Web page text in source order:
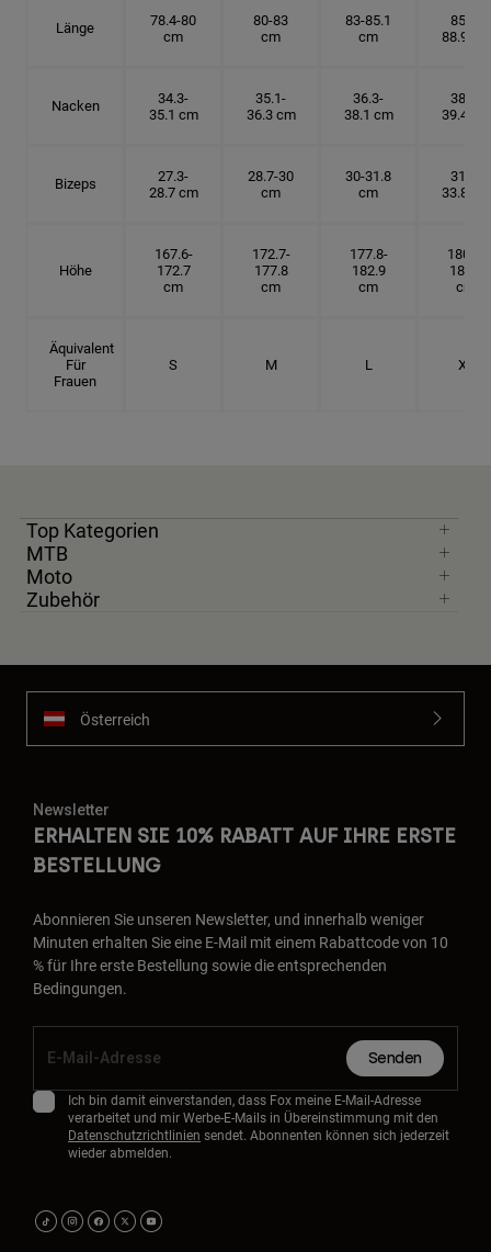
Länge
78.4-80
cm
80-83
cm
83-85.1
cm
85.1-
88.9 cm
Nacken
34.3-
35.1 cm
35.1-
36.3 cm
36.3-
38.1 cm
38.1-
39.4 cm
Bizeps
27.3-
28.7 cm
28.7-30
cm
30-31.8
cm
31.8-
33.8 cm
Höhe
167.6-
172.7
cm
172.7-
177.8
cm
177.8-
182.9
cm
180.3-
185.5
cm
Äquivalent
Für
Frauen
S M L XL
Top Kategorien
MTB
Moto
Zubehör
Österreich
Newsletter
ERHALTEN SIE 10% RABATT AUF IHRE ERSTE
BESTELLUNG
Abonnieren Sie unseren Newsletter, und innerhalb weniger
Minuten erhalten Sie eine E-Mail mit einem Rabattcode von 10
% für Ihre erste Bestellung sowie die entsprechenden
Bedingungen.
Senden
Ich bin damit einverstanden, dass Fox meine E-Mail-Adresse
verarbeitet und mir Werbe-E-Mails in Übereinstimmung mit den
Datenschutzrichtlinien sendet. Abonnenten können sich jederzeit
wieder abmelden.